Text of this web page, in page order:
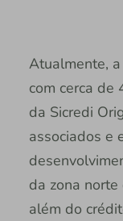
Atualmente,
com cerca de
da Sicredi
associados e
da zona
além do